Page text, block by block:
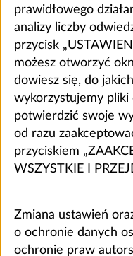
prawidłowego
analizy liczby
przycisk
możesz otworzyć
dowiesz się, do
wykorzystujemy pliki
potwierdzić swoje
od razu
przyciskiem
WSZYSTKIE I
Zmiana ustawień
o ochronie danych
ochronie praw